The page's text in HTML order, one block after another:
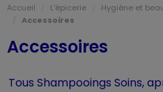
Accueil L'épicerie Hygiène et
Accessoires
Accessoires
Tous Shampooings Soins,